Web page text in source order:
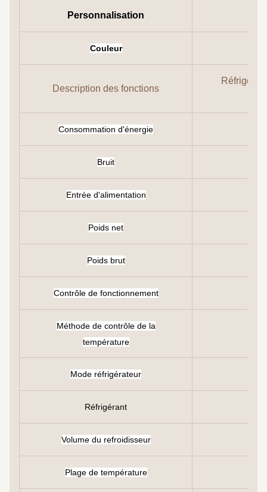
Personnalisation
Couleur
Description des fonctions
Consommation d'énergie
Bruit
Entrée d'alimentation
Poids net
Poids brut
Contrôle de fonctionnement
Méthode de contrôle de la
température
Mode réfrigérateur
Réfrigérant
Volume du refroidisseur
Plage de température